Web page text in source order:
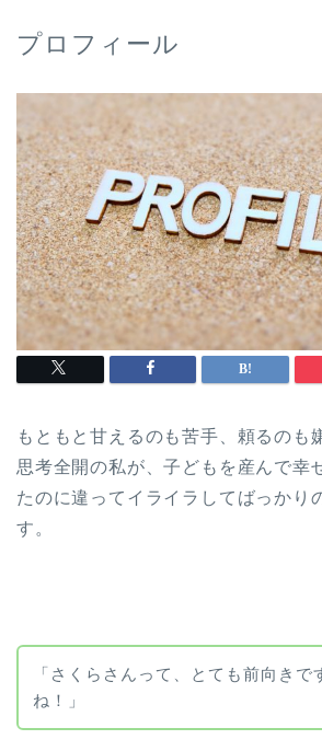
プロフィール
もともと甘えるのも苦手、頼るのも
思考全開の私が、子どもを産んで幸
たのに違ってイライラしてばっかり
す。
「さくらさんって、とても前向きで
ね！」